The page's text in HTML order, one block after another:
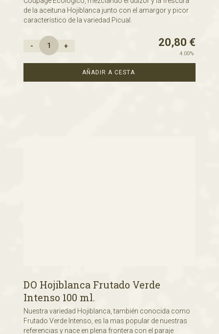
de la aceituna Hojiblanca junto con el amargor y picor
característico de la variedad Picual.
20,80 €
4.00%
- +
AÑADIR A CESTA
DO Hojiblanca Frutado Verde
Intenso 100 ml.
Nuestra variedad Hojiblanca, también conocida como
Frutado Verde Intenso, es la mas popular de nuestras
referencias y nace en plena frontera con el paraje